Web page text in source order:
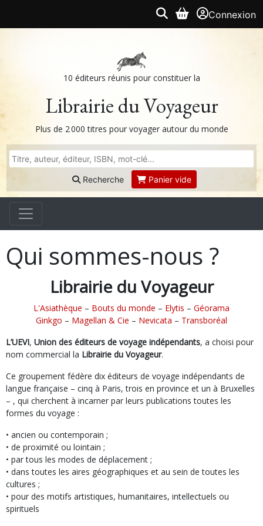
Connexion
10 éditeurs réunis pour constituer la
Librairie du Voyageur
Plus de 2 000 titres pour voyager autour du monde
Recherche Panier vide
Qui sommes-nous ?
Librairie du Voyageur
L'Asiathèque – Bouts du monde – Elytis – Géorama
Ginkgo – Magellan & Cie – Nevicata – Transboréal
L’UEVI, Union des éditeurs de voyage indépendants, a choisi pour
nom commercial la Librairie du Voyageur.
Ce groupement fédère dix éditeurs de voyage indépendants de
langue française – cinq à Paris, trois en province et un à Bruxelles
– , qui cherchent à incarner par leurs publications toutes les
formes du voyage :
• ancien ou contemporain ;
• de proximité ou lointain ;
• par tous les modes de déplacement ;
• dans toutes les aires géographiques et au sein de toutes les
cultures ;
• pour des motifs artistiques, humanitaires, intellectuels ou
spirituels